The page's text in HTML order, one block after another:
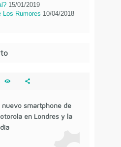
15/01/2019
Los Rumores 10/04/2018
nuevo smartphone de
en Londres y la